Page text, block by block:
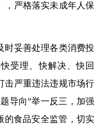
，严格落实未成年人保
时妥善处理各类消费投
受理、快解决、快回
击严重违法违规市场行
导向”举一反三，加强
的食品安全监管，切实